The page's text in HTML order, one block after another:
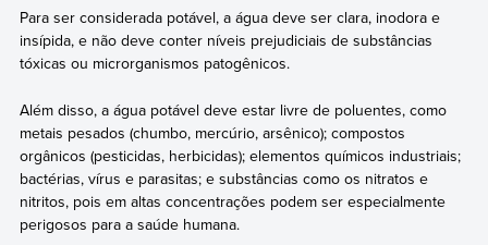
Para ser considerada potável, a água deve ser clara, inodora e
insípida, e não deve conter níveis prejudiciais de substâncias
tóxicas ou microrganismos patogênicos.
Além disso, a água potável deve estar livre de poluentes, como
metais pesados (chumbo, mercúrio, arsênico); compostos
orgânicos (pesticidas, herbicidas); elementos químicos industriais;
bactérias, vírus e parasitas; e substâncias como os nitratos e
nitritos, pois em altas concentrações podem ser especialmente
perigosos para a saúde humana.